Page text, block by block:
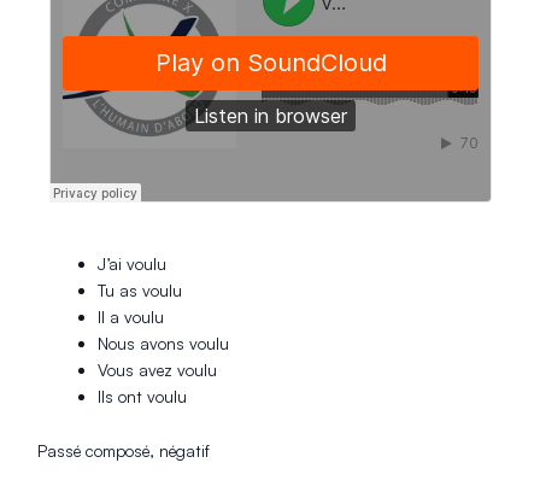
J’ai voulu
Tu as voulu
Il a voulu
Nous avons voulu
Vous avez voulu
Ils ont voulu
Passé composé, négatif